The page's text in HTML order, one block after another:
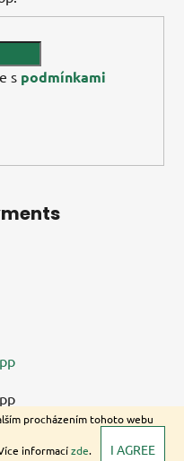
procházením tohoto webu
informacízde. I AGREE
s podmínkami